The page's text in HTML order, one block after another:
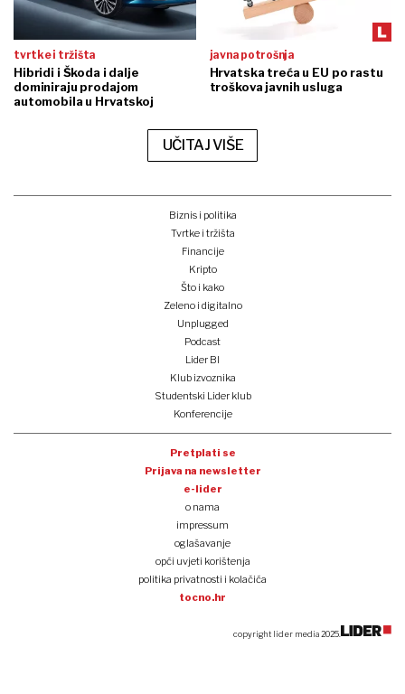
tvrtke i tržišta
Hibridi i Škoda i dalje
dominiraju prodajom
automobila u Hrvatskoj
javna potrošnja
Hrvatska treća u EU po rastu
troškova javnih usluga
UČITAJ VIŠE
Biznis i politika
Tvrtke i tržišta
Financije
Kripto
Što i kako
Zeleno i digitalno
Unplugged
Podcast
Lider BI
Klub izvoznika
Studentski Lider klub
Konferencije
Pretplati se
Prijava na newsletter
e-lider
o nama
impressum
oglašavanje
opći uvjeti korištenja
politika privatnosti i kolačića
tocno.hr
copyright lider media 2025.